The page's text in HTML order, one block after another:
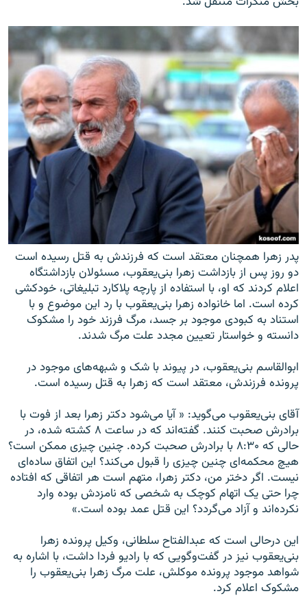
پدر زهرا همچنان معتقد است که فرزندش به قتل رسیده است
دو روز پس از بازداشت زهرا بنی‌یعقوب، مسئولان بازداشتگاه
اعلام کردند که او، با استفاده از پارچه پلاکارد تبلیغاتی، خودکشی
کرده است. اما خانواده زهرا بنی‌یعقوب با رد این موضوع و با
استناد به کبودی موجود بر جسد، مرگ فرزند خود را مشکوک
دانسته و خواستار تعیین مجدد علت مرگ شدند.
ابوالقاسم بنی‌یعقوب، در پیوند با شک و شبهه‌های موجود در
پرونده فرزندش، معتقد است که زهرا به قتل رسیده است.
آقای بنی‌یعقوب می‌گوید: « آیا می‌شود دکتر زهرا بعد از فوت با
برادرش صحبت کنند. گفته‌اند که در ساعت ۸ کشته شده، در
حالی که ۸:۳۰ با برادرش صحبت کرده. چنین چیزی ممکن است؟
هیچ محکمه‌ای چنین چیزی را قبول می‌کند؟ این اتفاق ساده‌ای
نیست. اگر دختر من، دکتر زهرا، متهم است هر اتفاقی که افتاده
چرا حتی یک اتهام کوچک به شخصی که نامزدش بوده وارد
نکرده‌اند و آزاد می‌گردد؟ این قتل عمد بوده است.»
این درحالی است که عبدالفتاح سلطانی، وکیل پرونده زهرا
بنی‌یعقوب نیز در گفت‌وگویی که با رادیو فردا داشت، با اشاره به
شواهد موجود پرونده موکلش، علت مرگ زهرا بنی‌یعقوب را
مشکوک اعلام کرد.